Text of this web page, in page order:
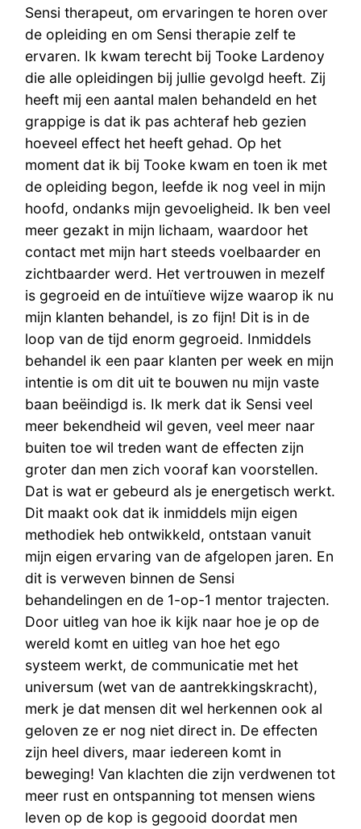
Sensi therapeut, om ervaringen te horen over
de opleiding en om Sensi therapie zelf te
ervaren. Ik kwam terecht bij Tooke Lardenoy
die alle opleidingen bij jullie gevolgd heeft. Zij
heeft mij een aantal malen behandeld en het
grappige is dat ik pas achteraf heb gezien
hoeveel effect het heeft gehad. Op het
moment dat ik bij Tooke kwam en toen ik met
de opleiding begon, leefde ik nog veel in mijn
hoofd, ondanks mijn gevoeligheid. Ik ben veel
meer gezakt in mijn lichaam, waardoor het
contact met mijn hart steeds voelbaarder en
zichtbaarder werd. Het vertrouwen in mezelf
is gegroeid en de intuïtieve wijze waarop ik nu
mijn klanten behandel, is zo fijn! Dit is in de
loop van de tijd enorm gegroeid. Inmiddels
behandel ik een paar klanten per week en mijn
intentie is om dit uit te bouwen nu mijn vaste
baan beëindigd is. Ik merk dat ik Sensi veel
meer bekendheid wil geven, veel meer naar
buiten toe wil treden want de effecten zijn
groter dan men zich vooraf kan voorstellen.
Dat is wat er gebeurd als je energetisch werkt.
Dit maakt ook dat ik inmiddels mijn eigen
methodiek heb ontwikkeld, ontstaan vanuit
mijn eigen ervaring van de afgelopen jaren. En
dit is verweven binnen de Sensi
behandelingen en de 1-op-1 mentor trajecten.
Door uitleg van hoe ik kijk naar hoe je op de
wereld komt en uitleg van hoe het ego
systeem werkt, de communicatie met het
universum (wet van de aantrekkingskracht),
merk je dat mensen dit wel herkennen ook al
geloven ze er nog niet direct in. De effecten
zijn heel divers, maar iedereen komt in
beweging! Van klachten die zijn verdwenen tot
meer rust en ontspanning tot mensen wiens
leven op de kop is gegooid doordat men